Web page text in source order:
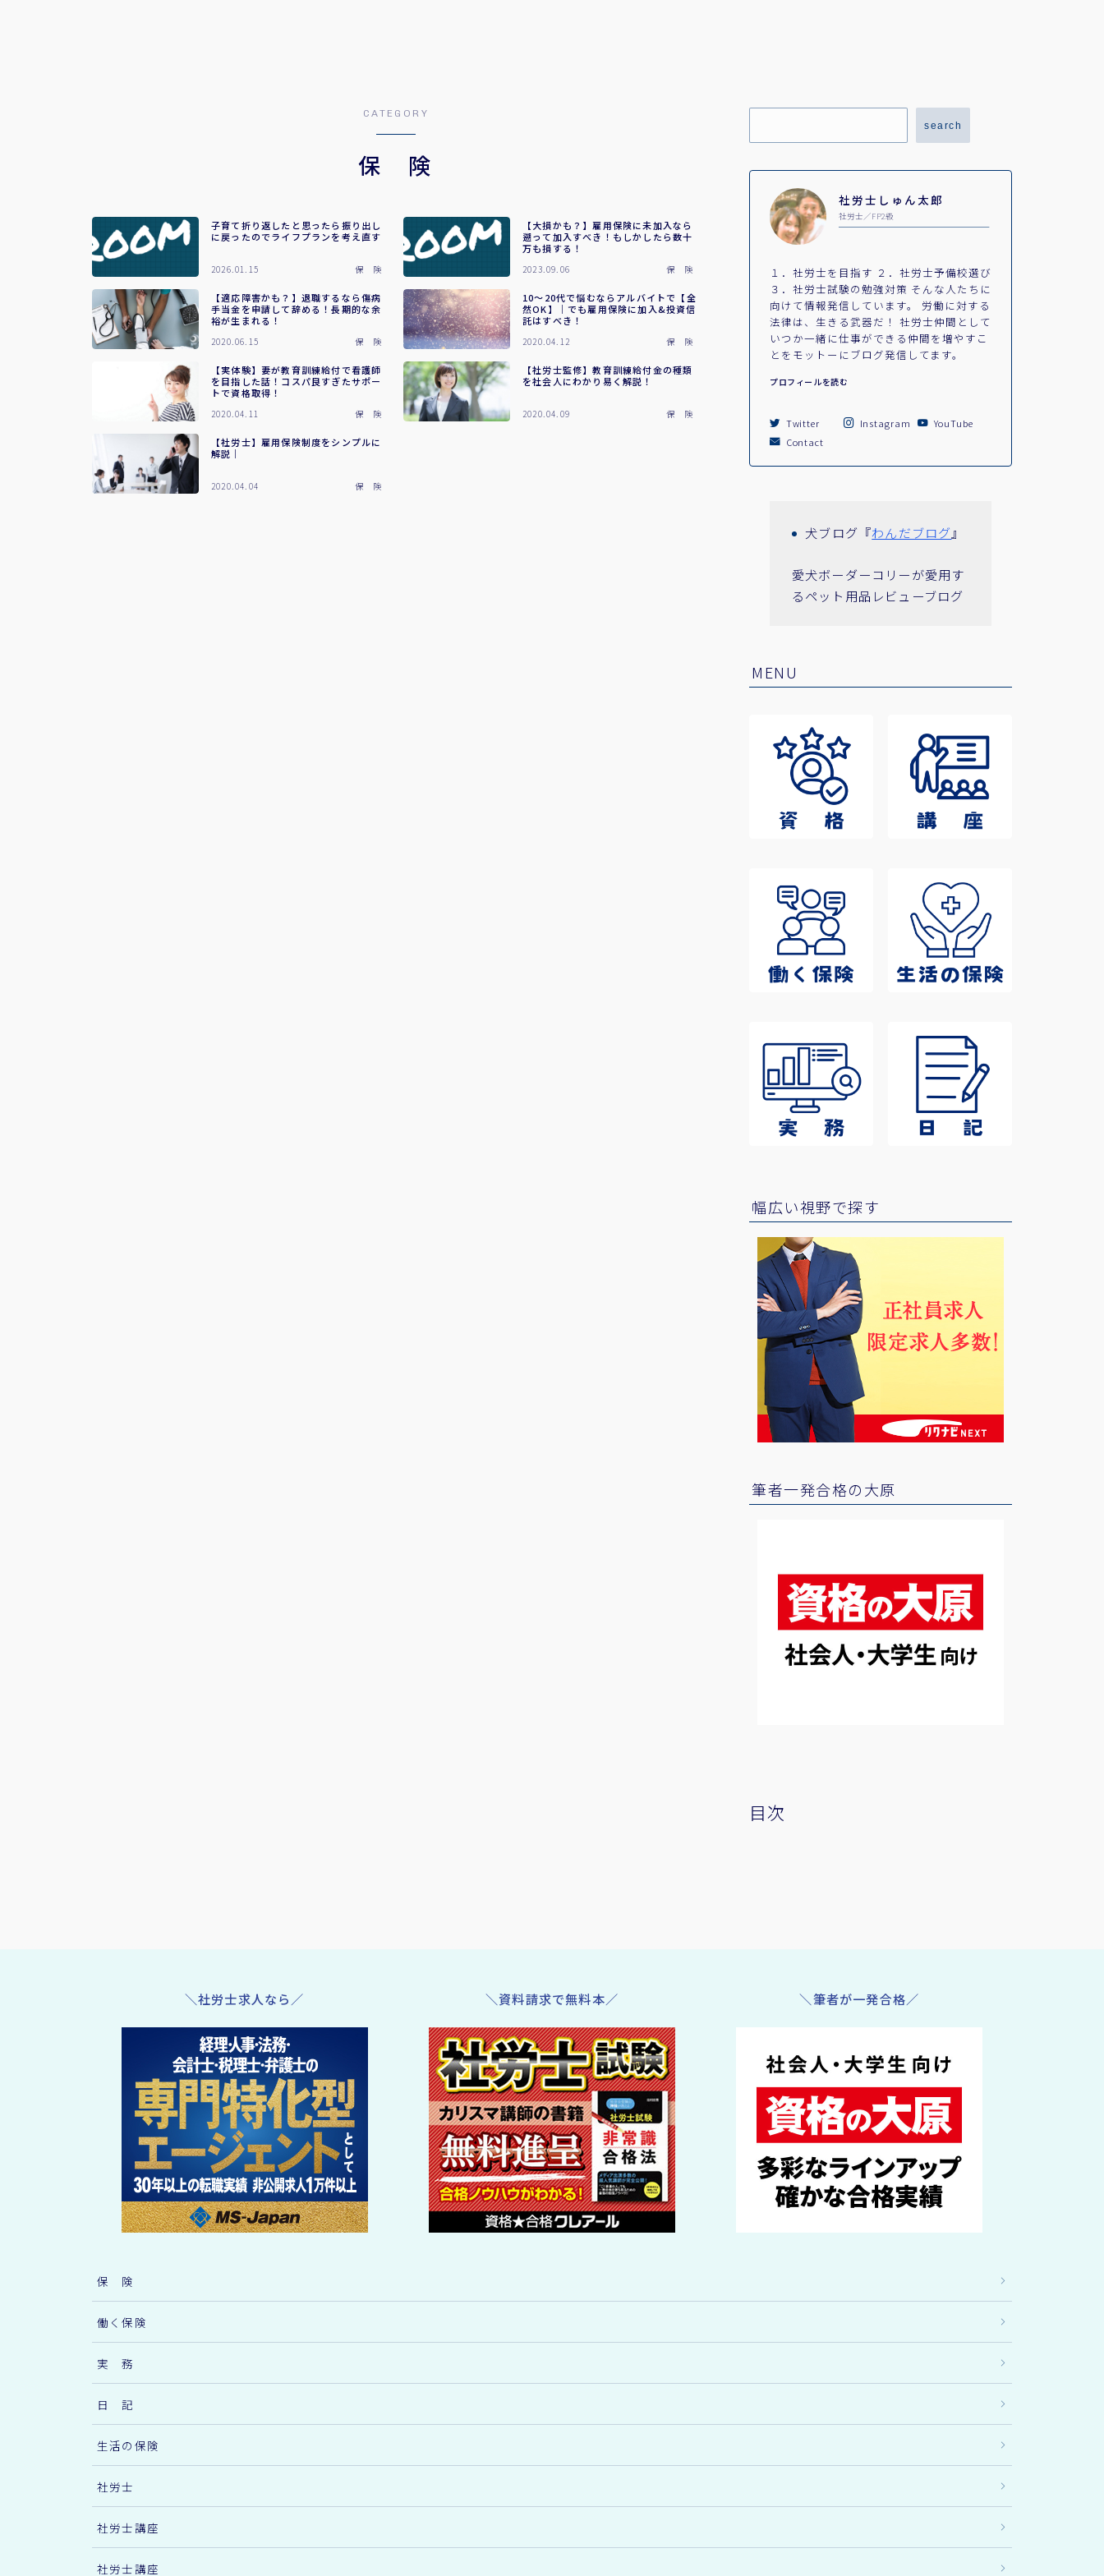
CATEGORY
保 険
子育て折り返したと思ったら振り出し
に戻ったのでライフプランを考え直す
2026.01.15 保 険
【大損かも？】雇用保険に未加入なら
遡って加入すべき！もしかしたら数十
万も損する！
2023.09.06 保 険
【適応障害かも？】退職するなら傷病
手当金を申請して辞める！長期的な余
裕が生まれる！
2020.06.15 保 険
10～20代で悩むならアルバイトで【全
然OK】｜でも雇用保険に加入&投資信
託はすべき！
2020.04.12 保 険
【実体験】妻が教育訓練給付で看護師
を目指した話！コスパ良すぎたサポー
トで資格取得！
2020.04.11 保 険
【社労士監修】教育訓練給付金の種類
を社会人にわかり易く解説！
2020.04.09 保 険
【社労士】雇用保険制度をシンプルに
解説｜
2020.04.04 保 険
search
社労士しゅん太郎
社労士／FP2級
１．社労士を目指す ２．社労士予備校選び
３．社労士試験の勉強対策 そんな人たちに
向けて情報発信しています。 労働に対する
法律は、生きる武器だ！ 社労士仲間として
いつか一緒に仕事ができる仲間を増やすこ
とをモットーにブログ発信してます。
プロフィールを読む
Twitter Instagram
YouTube
Contact
犬ブログ『わんだブログ 』
愛犬ボーダーコリーが愛用す
るペット用品レビューブログ
MENU
幅広い視野で探す
筆者一発合格の大原
目次
＼社労士求人なら／ ＼資料請求で無料本／ ＼筆者が一発合格／
保 険
働く保険
実 務
日 記
生活の保険
社労士
社労士講座
社労士講座